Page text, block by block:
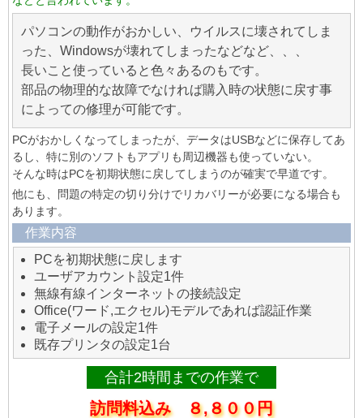
パソコンの動作がおかしい、ウイルスに壊されてしま
った、Windowsが壊れてしまったなどなど、、、
長いこと使っていると色々あるのもです。
部品の物理的な故障でなければ購入時の状態に戻す事
によっての修理が可能です。
PCがおかしくなってしまったが、データはUSBなどに保存してあ
るし、特に別のソフトもアプリも周辺機器も使っていない。
そんな時はPCを初期状態に戻してしまうのが確実で早道です。
他にも、問題の特定の切り分けでリカバリーが必要になる場合も
あります。
作業内容
PCを初期状態に戻します
ユーザアカウント設定1件
無線有線インターネットの接続設定
Office(ワード,エクセル)モデルであれば認証作業
電子メールの設定1件
既存プリンタの設定1台
合計2時間までの作業で
訪問料込み ８,８００円